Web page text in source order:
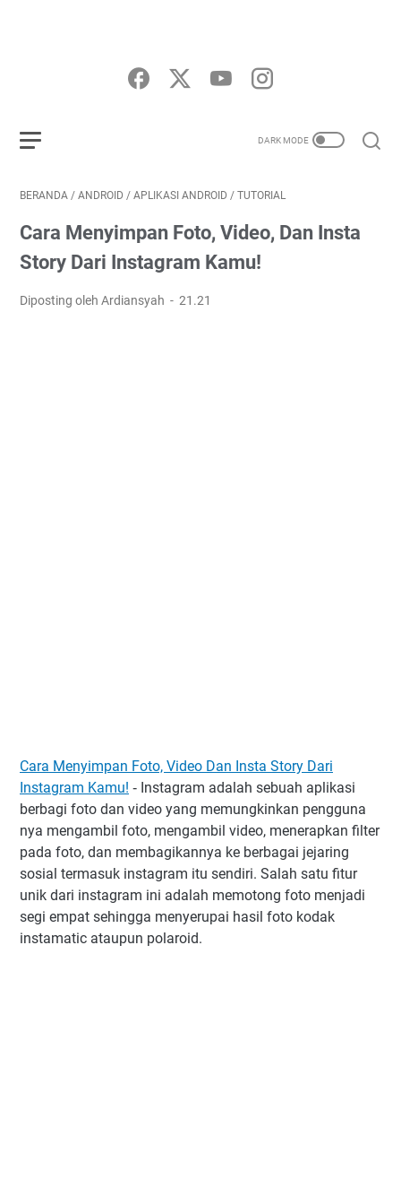
BERANDA / ANDROID / APLIKASI ANDROID / TUTORIAL
Cara Menyimpan Foto, Video, Dan Insta
Story Dari Instagram Kamu!
Diposting oleh Ardiansyah 21.21
Cara Menyimpan Foto, Video Dan Insta Story Dari
Instagram Kamu! - Instagram adalah sebuah aplikasi
berbagi foto dan video yang memungkinkan pengguna
nya mengambil foto, mengambil video, menerapkan filter
pada foto, dan membagikannya ke berbagai jejaring
sosial termasuk instagram itu sendiri. Salah satu fitur
unik dari instagram ini adalah memotong foto menjadi
segi empat sehingga menyerupai hasil foto kodak
instamatic ataupun polaroid.